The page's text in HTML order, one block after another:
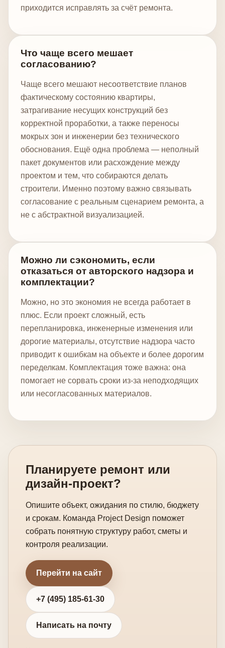
приходится исправлять за счёт ремонта.
Что чаще всего мешает
согласованию?
Чаще всего мешают несоответствие планов
фактическому состоянию квартиры,
затрагивание несущих конструкций без
корректной проработки, а также переносы
мокрых зон и инженерии без технического
обоснования. Ещё одна проблема — неполный
пакет документов или расхождение между
проектом и тем, что собираются делать
строители. Именно поэтому важно связывать
согласование с реальным сценарием ремонта, а
не с абстрактной визуализацией.
Можно ли сэкономить, если
отказаться от авторского надзора и
комплектации?
Можно, но это экономия не всегда работает в
плюс. Если проект сложный, есть
перепланировка, инженерные изменения или
дорогие материалы, отсутствие надзора часто
приводит к ошибкам на объекте и более дорогим
переделкам. Комплектация тоже важна: она
помогает не сорвать сроки из-за неподходящих
или несогласованных материалов.
Планируете ремонт или
дизайн-проект?
Опишите объект, ожидания по стилю, бюджету
и срокам. Команда Project Design поможет
собрать понятную структуру работ, сметы и
контроля реализации.
Перейти на сайт
+7 (495) 185-61-30
Написать на почту